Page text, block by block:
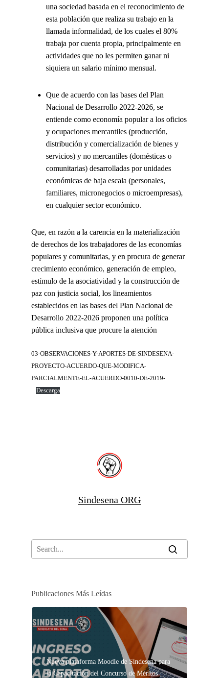
una sociedad basada en el reconocimiento de
esta población que realiza su trabajo en la
llamada informalidad, de los cuales el 80%
trabaja por cuenta propia, principalmente en
actividades que no les permiten ganar ni
siquiera un salario mínimo mensual.
Que de acuerdo con las bases del Plan
Nacional de Desarrollo 2022-2026, se
entiende como economía popular a los oficios
y ocupaciones mercantiles (producción,
distribución y comercialización de bienes y
servicios) y no mercantiles (domésticas o
comunitarias) desarrolladas por unidades
económicas de baja escala (personales,
familiares, micronegocios o microempresas),
en cualquier sector económico.
Que, en razón a la carencia en la materialización
de derechos de los trabajadores de las economías
populares y comunitarias, y en procura de generar
crecimiento económico, generación de empleo,
estímulo de la asociatividad y la construcción de
paz con justicia social, los lineamientos
establecidos en las bases del Plan Nacional de
Desarrollo 2022-2026 proponen una política
pública inclusiva que procure la atención
03-OBSERVACIONES-Y-APORTES-DE-SINDESENA-
PROYECTO-ACUERDO-QUE-MODIFICA-
PARCIALMENTE-EL-ACUERDO-0010-DE-2019-
Descarga
Sindesena ORG
Publicaciones Más Leídas
Nueva plataforma Moodle de Sindesena para
la Capacitación del Concurso de Méritos